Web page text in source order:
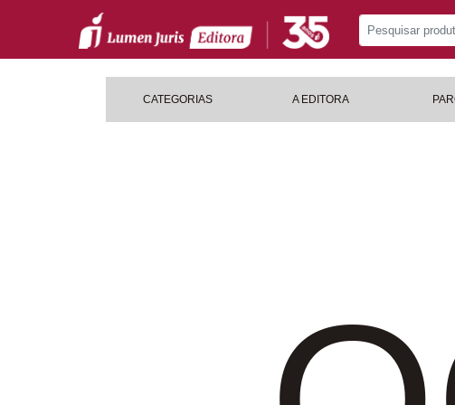
CATEGORIAS A EDITORA